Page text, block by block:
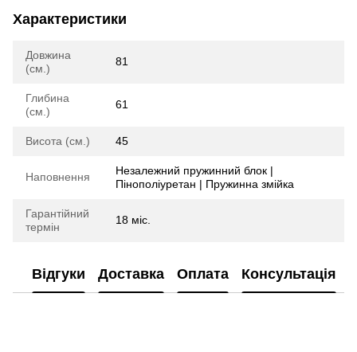
Характеристики
Довжина
(см.)
81
Глибина
(см.)
61
Висота (см.) 45
Наповнення
Незалежний пружинний блок |
Пінополіуретан | Пружинна змійка
Гарантійний
термін
18 міс.
Відгуки Доставка Оплата Консультація